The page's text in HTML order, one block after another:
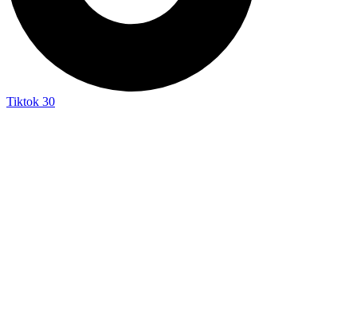
Tiktok 30